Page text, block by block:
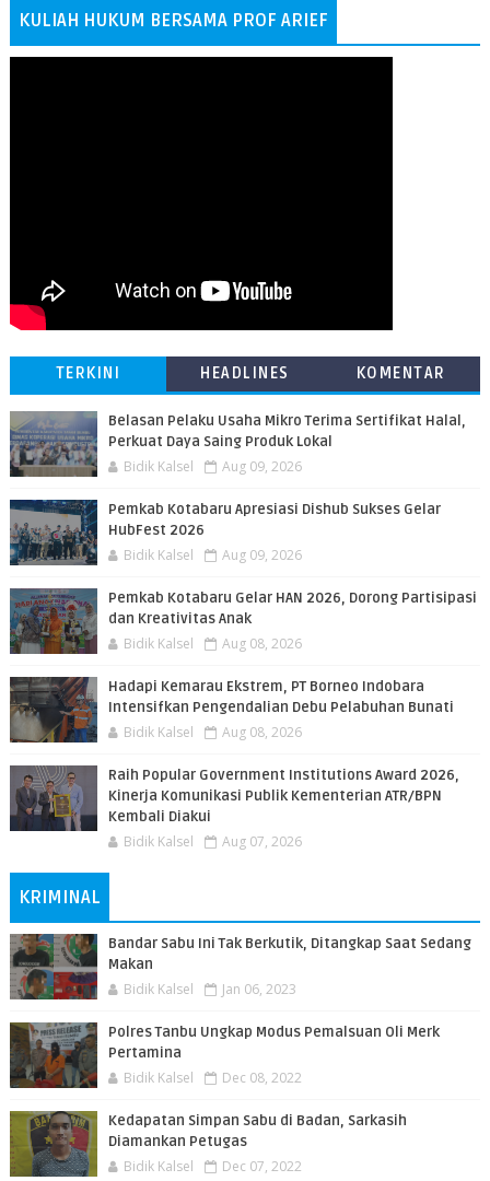
KULIAH HUKUM BERSAMA PROF ARIEF
TERKINI HEADLINES KOMENTAR
Belasan Pelaku Usaha Mikro Terima Sertifikat Halal,
Perkuat Daya Saing Produk Lokal
Bidik Kalsel Aug 09, 2026
Pemkab Kotabaru Apresiasi Dishub Sukses Gelar
HubFest 2026
Bidik Kalsel Aug 09, 2026
Pemkab Kotabaru Gelar HAN 2026, Dorong Partisipasi
dan Kreativitas Anak
Bidik Kalsel Aug 08, 2026
​Hadapi Kemarau Ekstrem, PT Borneo Indobara
Intensifkan Pengendalian Debu Pelabuhan Bunati
Bidik Kalsel Aug 08, 2026
Raih Popular Government Institutions Award 2026,
Kinerja Komunikasi Publik Kementerian ATR/BPN
Kembali Diakui
Bidik Kalsel Aug 07, 2026
KRIMINAL
Bandar Sabu Ini Tak Berkutik, Ditangkap Saat Sedang
Makan
Bidik Kalsel Jan 06, 2023
Polres Tanbu Ungkap Modus Pemalsuan Oli Merk
Pertamina
Bidik Kalsel Dec 08, 2022
Kedapatan Simpan Sabu di Badan, Sarkasih
Diamankan Petugas
Bidik Kalsel Dec 07, 2022